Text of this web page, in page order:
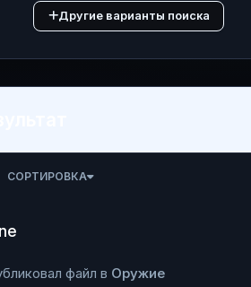
Другие варианты поиска
СОРТИРОВКА
файл в Оружие